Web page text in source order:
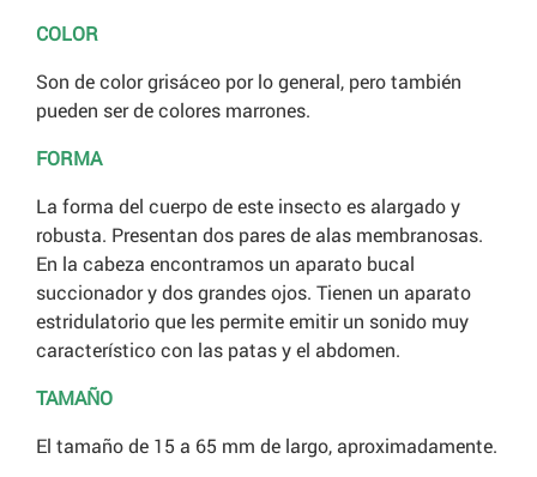
COLOR
Son de color grisáceo por lo general, pero también
pueden ser de colores marrones.
FORMA
La forma del cuerpo de este insecto es alargado y
robusta. Presentan dos pares de alas membranosas.
En la cabeza encontramos un aparato bucal
succionador y dos grandes ojos. Tienen un aparato
estridulatorio que les permite emitir un sonido muy
característico con las patas y el abdomen.
TAMAÑO
El tamaño de 15 a 65 mm de largo, aproximadamente.